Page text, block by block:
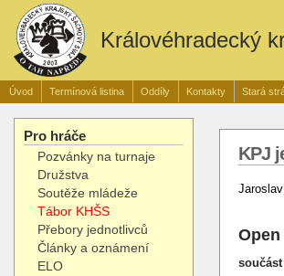
Královéhradecký
Úvod Termínová listina Oddíly Kontakty Stará
Pro hráče
Pozvánky na turnaje
Družstva
Soutěže mládeže
Tábor KHŠS
Přebory jednotlivců
Články a oznámení
ELO
KPJ
součást